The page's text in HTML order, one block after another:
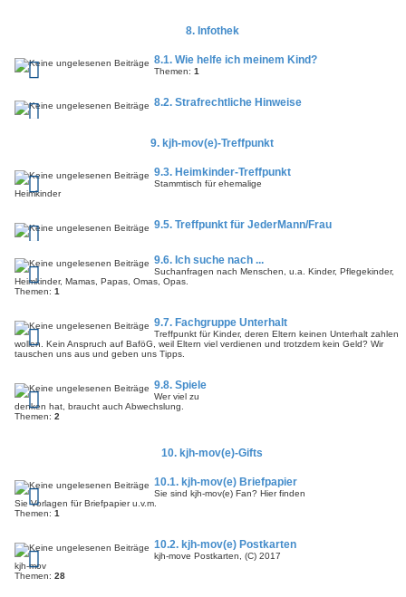
8. Infothek
8.1. Wie helfe ich meinem Kind?
Themen: 1
8.2. Strafrechtliche Hinweise
9. kjh-mov(e)-Treffpunkt
9.3. Heimkinder-Treffpunkt
Stammtisch für ehemalige
Heimkinder
9.5. Treffpunkt für JederMann/Frau
9.6. Ich suche nach ...
Suchanfragen nach Menschen, u.a. Kinder, Pflegekinder,
Heimkinder, Mamas, Papas, Omas, Opas.
Themen: 1
9.7. Fachgruppe Unterhalt
Treffpunkt für Kinder, deren Eltern keinen Unterhalt zahlen
wollen. Kein Anspruch auf BaföG, weil Eltern viel verdienen und trotzdem kein Geld? Wir
tauschen uns aus und geben uns Tipps.
9.8. Spiele
Wer viel zu
denken hat, braucht auch Abwechslung.
Themen: 2
10. kjh-mov(e)-Gifts
10.1. kjh-mov(e) Briefpapier
Sie sind kjh-mov(e) Fan? Hier finden
Sie Vorlagen für Briefpapier u.v.m.
Themen: 1
10.2. kjh-mov(e) Postkarten
kjh-move Postkarten, (C) 2017
kjh-mov
Themen: 28